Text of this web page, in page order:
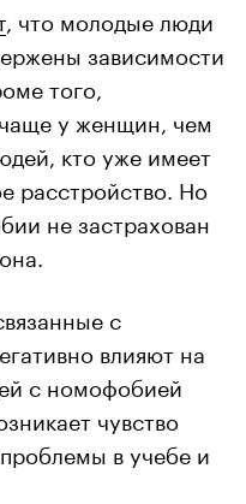
, что молодые люди
зависимости
того,
у женщин, чем
кто уже имеет
расстройство. Но
не застрахован
с
влияют на
с номофобией
чувство
в учебе и